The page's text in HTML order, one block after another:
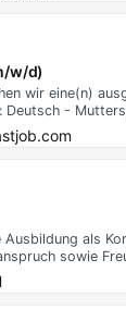
w/d)
wir eine(n)
Deutsch -
als
sowie